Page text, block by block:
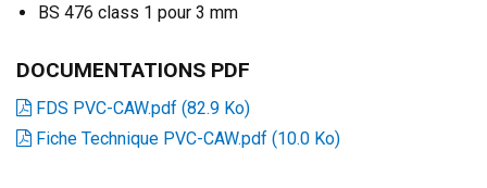
BS 476 class 1 pour 3 mm
DOCUMENTATIONS PDF
FDS PVC-CAW.pdf (82.9 Ko)
Fiche Technique PVC-CAW.pdf (10.0 Ko)